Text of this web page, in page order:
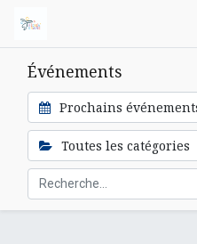
Événements
Prochains
Toutes les catégories